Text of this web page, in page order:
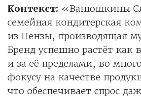
Контекст: «Ванюшкины
семейная кондитерская
из Пензы, производящая
Бренд успешно растёт как
и за её пределами, во
фокусу на качестве
что обеспечивает спрос